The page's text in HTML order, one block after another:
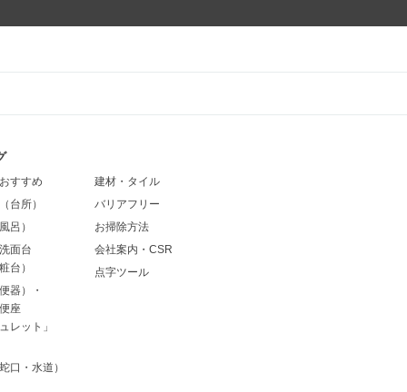
すすめ
台所）
呂）
面台
台）
器）・
座
レット」
口・水道）
建材・タイル
バリアフリー
お掃除方法
会社案内・CSR
点字ツール